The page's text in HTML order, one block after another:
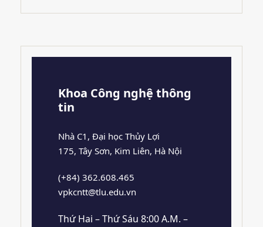
Khoa Công nghệ thông
tin
Nhà C1, Đại học Thủy Lợi
175, Tây Sơn, Kim Liên, Hà Nội
(+84) 362.608.465
vpkcntt@tlu.edu.vn
Thứ Hai – Thứ Sáu 8:00 A.M. –